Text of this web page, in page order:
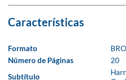
Formato
Número de Páginas
20
Subtítulo